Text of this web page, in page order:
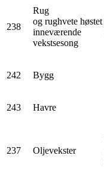
238
Rug
og rughvete høstet
inneværende
vekstsesong
242 Bygg
243 Havre
237 Oljevekster